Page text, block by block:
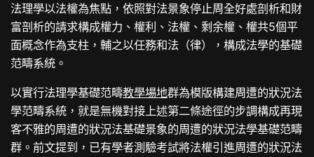
法理學以法權為焦點，依照對法景象停止周全好處剖析和財
富剖析的請求構成權力、權利、法權、剩余權、權共5個平
面概念作為支柱，輔之以任務和法（律），構成法學的基礎
范疇系統。
以實行法理學基礎范疇教學場地群為模版構建周遭的狀況法
學范疇系統，就是無機對接上述第二條途徑的步調構成再現
客不雅的周遭的狀況法基礎景象的周遭的狀況法學基礎范疇
群。前文提到，已有學者測驗考試將法權引進周遭的狀況法